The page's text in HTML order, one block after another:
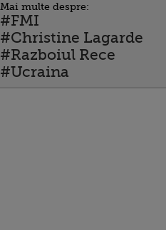
Mai multe despre:
#FMI
#Christine Lagarde
#Razboiul Rece
#Ucraina